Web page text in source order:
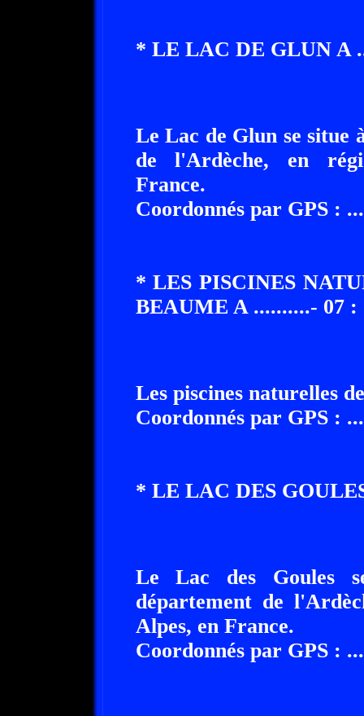
* LE LAC DE GLUN A
Le Lac de Glun se situe
de l'Ardèche, en
France.
Coordonnés par GPS :
* LES PISCINES
BEAUME A ..........- 07 :
Les piscines naturelles
Coordonnés par GPS :
* LE LAC DES
Le Lac des Goules
département de
Alpes, en France.
Coordonnés par GPS :